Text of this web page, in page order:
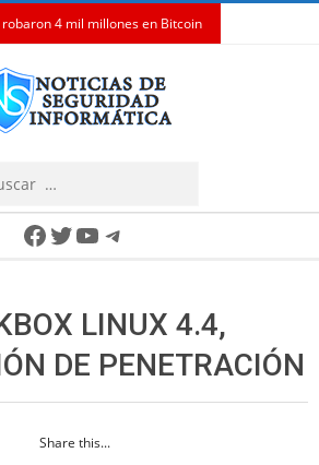
robaron 4 mil millones en Bitcoin
Facebook
Twitter
YouTube
Telegram
LINUX 4.4,
DE PENETRACIÓN
Share this...